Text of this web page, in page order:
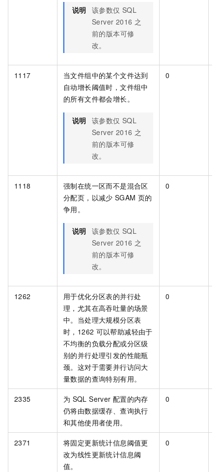
说明 该参数仅 SQL
Server 2016 之
前的版本可修
改。
1117
当文件组中的某个文件达到
自动增长阈值时，文件组中
的所有文件都会增长。
说明 该参数仅 SQL
Server 2016 之
前的版本可修
改。
0
1118
强制在统一区而不是混合区
分配页，以减少 SGAM 页的
争用。
说明 该参数仅 SQL
Server 2016 之
前的版本可修
改。
0
1262
用于优化分区表的并行处
理，尤其在高吞吐量的场景
中。当处理大规模分区表
时，1262 可以帮助减轻由于
不均衡的负载分配或分区级
别的并行处理引发的性能瓶
颈。这对于需要并行访问大
量数据的查询特别有用。
0
2335 为 SQL Server 配置的内存
仍将由数据缓存、查询执行
和其他使用者使用。
0
2371
将固定更新统计信息阈值更
改为线性更新统计信息阈
值。
0